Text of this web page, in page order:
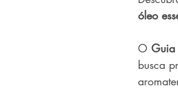
óleo
O Guia
busca